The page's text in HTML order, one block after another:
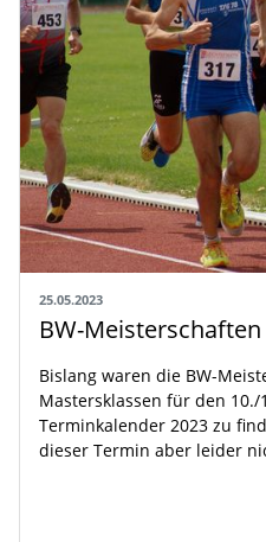
25.05.2023
Bislang waren die BW-
Mastersklassen für den 10./
Terminkalender 2023 zu
dieser Termin aber leider